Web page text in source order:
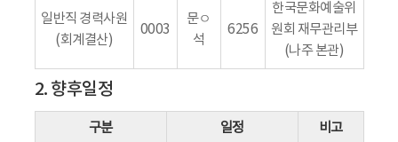
일반직 경력사원
(회계결산)
0003
문ㅇ
석
6256
한국문화예술위
원회 재무관리부
(나주 본관)
2. 향후일정
구분 일정 비고